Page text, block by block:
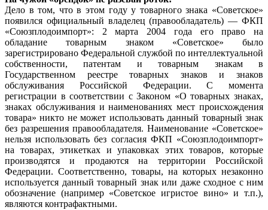
Дело в том, что в этом году у товарного знака «Советское»
появился официальный владелец (правообладатель) — ФКП
«Союзплодоимпорт»: 2 марта 2004 года его право на
обладание товарным знаком «Советское» было
зарегистрировано Федеральной службой по интеллектуальной
собственности, патентам и товарным знакам в
Государственном реестре товарных знаков и знаков
обслуживания Российской Федерации. С момента
регистрации в соответствии с Законом «О товарных знаках,
знаках обслуживания и наименованиях мест происхождения
товара» никто не может использовать данный товарный знак
без разрешения правообладателя. Наименование «Советское»
нельзя использовать без согласия ФКП «Союзплодоимпорт»
на товарах, этикетках и упаковках этих товаров, которые
производятся и продаются на территории Российской
Федерации. Соответственно, товары, на которых незаконно
используется данный товарный знак или даже сходное с ним
обозначение (например «Советское игристое вино» и т.п.),
являются контрафактными.